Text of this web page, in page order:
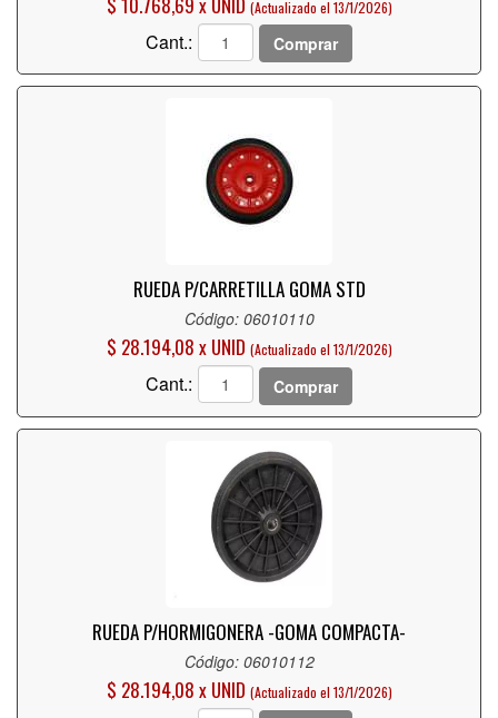
(Actualizado el 13/1/2026)
Cant.: Comprar
RUEDA P/CARRETILLA GOMA STD
Código: 06010110
$ 28.194,08 x UNID (Actualizado el 13/1/2026)
Cant.: Comprar
RUEDA P/HORMIGONERA -GOMA COMPACTA-
Código: 06010112
$ 28.194,08 x UNID (Actualizado el 13/1/2026)